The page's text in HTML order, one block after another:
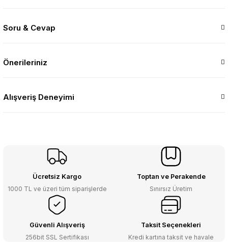
Soru & Cevap
Önerileriniz
Alışveriş Deneyimi
Ücretsiz Kargo
1000 TL ve üzeri tüm siparişlerde
Toptan ve Perakende
Sınırsız Üretim
Güvenli Alışveriş
256bit SSL Sertifikası
Taksit Seçenekleri
Kredi kartına taksit ve havale